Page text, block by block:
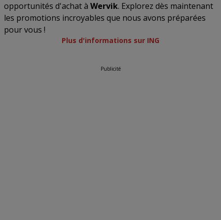
opportunités d'achat à Wervik. Explorez dès maintenant
les promotions incroyables que nous avons préparées
pour vous !
Plus d'informations sur ING
Publicité